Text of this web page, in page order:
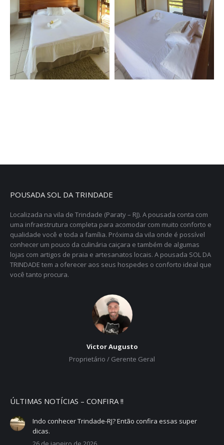
POUSADA SOL DA TRINDADE
Localizada na vila de Trindade (Paraty – RJ). A pousada conta com
uma infraestrutura completa para acomodar com muito conforto e
qualidade você e toda a família. Próxima da vila onde é possível
conhecer um pouco da culinária caiçara e também de algumas
lojas com artigos de praia e artesanatos locais. A pousada SOL DA
TRINDADE tem a oferecer aos seus hospedes o conforto ideal que
você tanto procura.
Victor Augusto
Proprietário / Gerente Geral
ÚLTIMAS NOTÍCIAS – CONFIRA !!
Indo conhecer Trindade-RJ? Então confira essas super
dicas.